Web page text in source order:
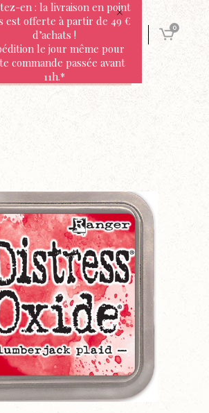
0
en : la livraison en point
est offerte à partir de 49 €
d’achats !
le jour même pour
commande passée avant
11h.*